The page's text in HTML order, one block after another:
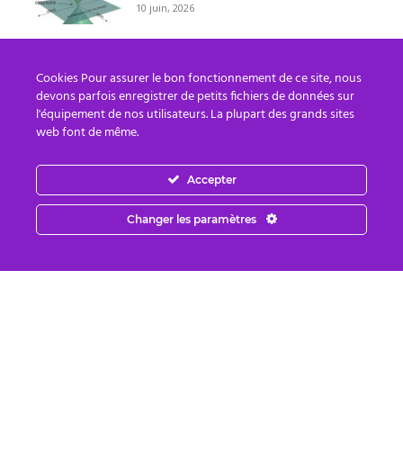
10 juin, 2026
au 1 Juin(+dates pour 2026)+Méditations...
25 mai, 2026
Germain »(Atelier »Ligne de Temps Dorée »
à Paris...
15 mai, 2026
NOTES OFFICIELLES: Atelier »NOUVELLE
2026(Protocoles d’Abondance, Lignes de...
Cookies Pour assurer le bon fonctionnement de ce site, nous
devons parfois enregistrer de petits fichiers de données sur
l'équipement de nos utilisateurs. La plupart des grands sites
web font de même.
Accepter
Changer les paramètres